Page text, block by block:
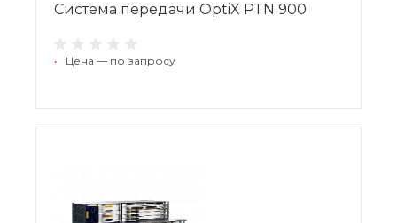
Система передачи OptiX PTN 900
• Цена — по запросу